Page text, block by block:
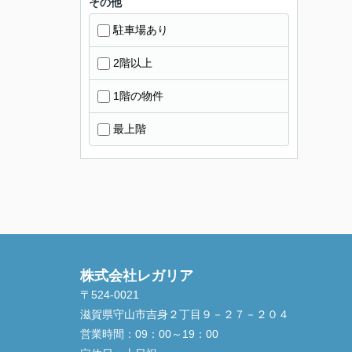
駐車場あり
2階以上
1階の物件
最上階
株式会社レガリア
〒524-0021
滋賀県守山市吉身２丁目９－２７－２０４
営業時間： 09：00～19：00